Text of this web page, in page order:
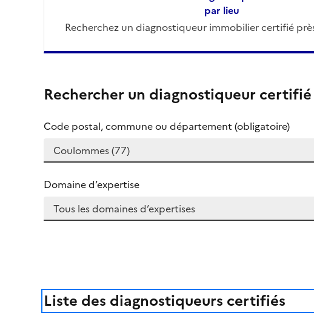
par lieu
Recherchez un diagnostiqueur immobilier certifié
Rechercher un diagnostiqueur certifié
Code postal, commune ou département (obligatoire)
Domaine d’expertise
Liste des diagnostiqueurs certifiés